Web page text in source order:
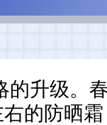
升级。春
的防晒